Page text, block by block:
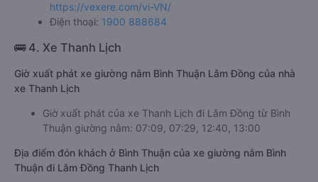
https://vexere.com/vi-VN/
Điện thoại: 1900 888684
🚌 4. Xe Thanh Lịch
Giờ xuất phát xe giường nằm Bình Thuận Lâm Đồng của nhà
xe Thanh Lịch
Giờ xuất phát của xe Thanh Lịch đi Lâm Đồng từ Bình
Thuận giường nằm: 07:09, 07:29, 12:40, 13:00
Địa điểm đón khách ở Bình Thuận của xe giường nằm Bình
Thuận đi Lâm Đồng Thanh Lịch